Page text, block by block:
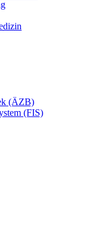
(ÄZB)
(FIS)